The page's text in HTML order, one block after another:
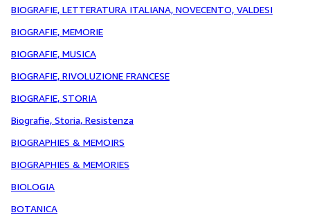
BIOGRAFIE, LETTERATURA ITALIANA, NOVECENTO, VALDESI
BIOGRAFIE, MEMORIE
BIOGRAFIE, MUSICA
BIOGRAFIE, RIVOLUZIONE FRANCESE
BIOGRAFIE, STORIA
Biografie, Storia, Resistenza
BIOGRAPHIES & MEMOIRS
BIOGRAPHIES & MEMORIES
BIOLOGIA
BOTANICA